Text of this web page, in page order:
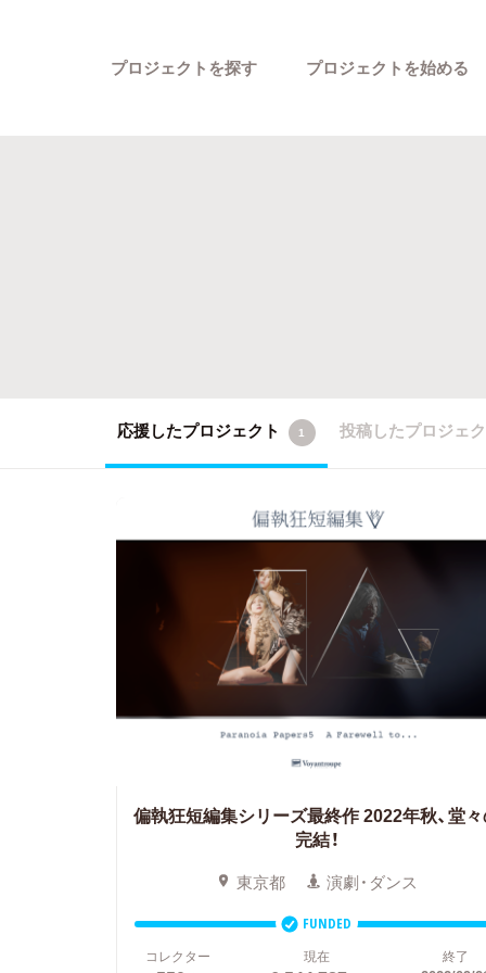
プロジェクトを探す プロジェクトを始める
応援したプロジェクト 1 投稿したプロジェ
偏執狂短編集シリーズ最終作 2022年秋、堂
完結！
東京都 演劇・ダンス
FUNDED
コレクター
現在 終了